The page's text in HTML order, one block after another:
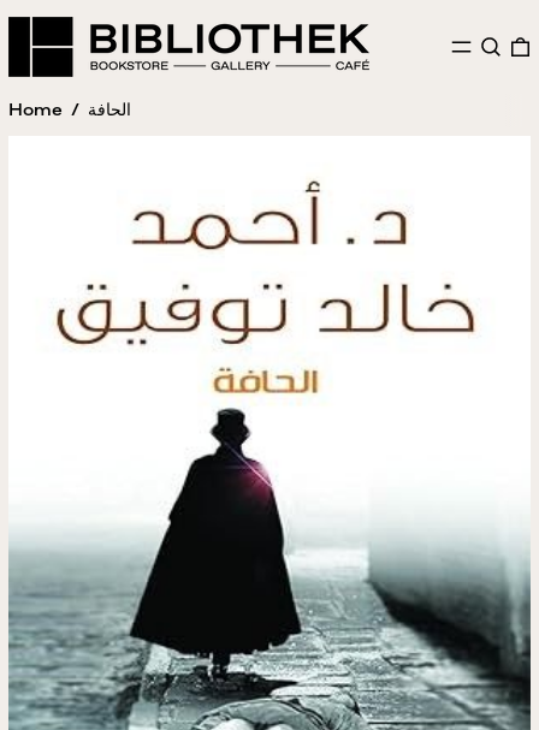
MENU
Home / الحافة